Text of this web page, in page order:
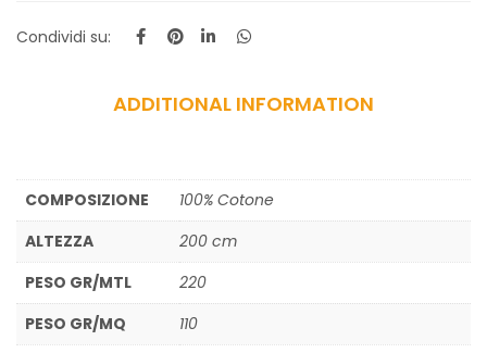
Condividi su:
ADDITIONAL INFORMATION
COMPOSIZIONE
100% Cotone
ALTEZZA
200 cm
PESO GR/MTL
220
PESO GR/MQ
110